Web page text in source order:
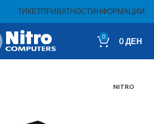
ТИКЕТПРИВАТНОСТИНФОРМАЦИИ
0 0ДЕН
NITRO